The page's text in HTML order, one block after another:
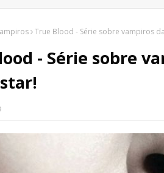
True Blood - Série sobre vampiros
- Série sobre